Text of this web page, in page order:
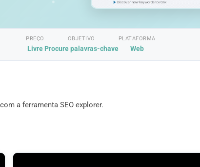
PREÇO
Livre
OBJETIVO
Procure palavras-chave
PLATAFORMA
Web
a ferramenta SEO explorer.